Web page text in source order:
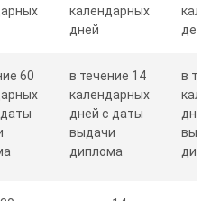
календарных
дней
день
60
в течение 14
календарных
дней с даты
выдачи
диплома
в
дня